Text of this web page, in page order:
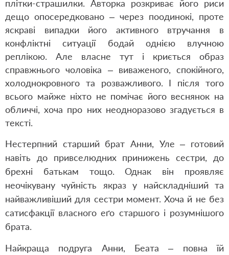
плітки-страшилки. Авторка розкриває його риси
дещо опосередковано – через поодинокі, проте
яскраві випадки його активного втручання в
конфліктні ситуації бодай однією влучною
реплікою. Але власне тут і криється образ
справжнього чоловіка – виваженого, спокійного,
холоднокровного та розважливого. І після того
всього майже ніхто не помічає його веснянок на
обличчі, хоча про них неодноразово згадується в
тексті.
Нестерпний старший брат Анни, Уле – готовий
навіть до привселюдних принижень сестри, до
брехні батькам тощо. Однак він проявляє
неочікувану чуйність якраз у найскладніший та
найважливіший для сестри момент. Хоча й не без
сатисфакції власного еґо старшого і розумнішого
брата.
Найкраща подруга Анни, Беата – повна їй